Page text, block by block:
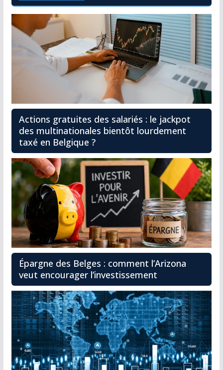
Actions gratuites des salariés : le jackpot
des multinationales bientôt lourdement
taxé en Belgique ?
Épargne des Belges : comment l’Arizona
veut encourager l’investissement